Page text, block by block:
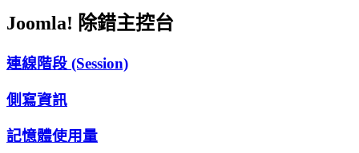
Joomla! 除錯主控台
連線階段 (Session)
側寫資訊
記憶體使用量